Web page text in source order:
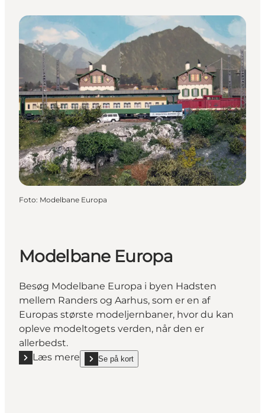
Foto: Modelbane Europa
Modelbane Europa
Besøg Modelbane Europa i byen Hadsten
mellem Randers og Aarhus, som er en af
Europas største modeljernbaner, hvor du kan
opleve modeltogets verden, når den er
allerbedst.
Læs mere
Læs mere "Modelbane Europa"
Se på kort
show Modelbane Europa on_map